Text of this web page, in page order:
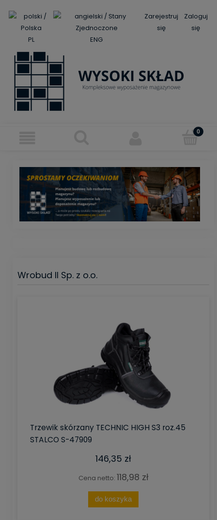
PL ENG
Zarejestruj
się
Zaloguj
się
Wrobud II Sp. z o.o.
Trzewik skórzany TECHNIC HIGH S3 roz.45
STALCO S-47909
146,35 zł
Cena netto: 118,98 zł
do koszyka